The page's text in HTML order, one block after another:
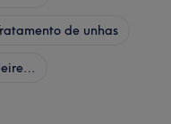
de unhas
Cabeleireiro e Salão de Cabeleireiro